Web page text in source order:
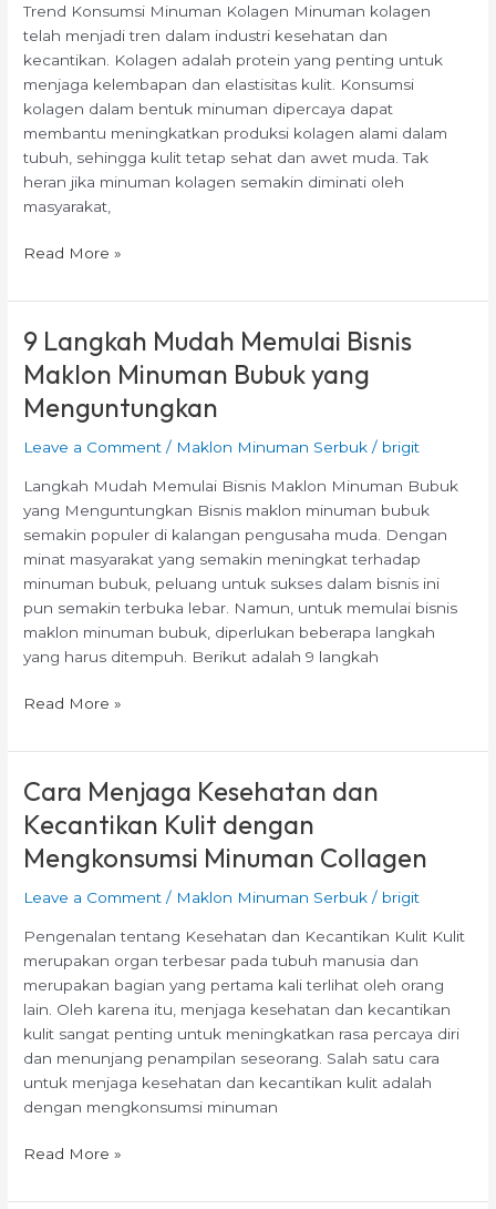
Trend Konsumsi Minuman Kolagen Minuman kolagen
telah menjadi tren dalam industri kesehatan dan
kecantikan. Kolagen adalah protein yang penting untuk
menjaga kelembapan dan elastisitas kulit. Konsumsi
kolagen dalam bentuk minuman dipercaya dapat
membantu meningkatkan produksi kolagen alami dalam
tubuh, sehingga kulit tetap sehat dan awet muda. Tak
heran jika minuman kolagen semakin diminati oleh
masyarakat,
Kolagen
yang
Efektif
Read More »
9 Langkah Mudah Memulai Bisnis
Maklon Minuman Bubuk yang
Menguntungkan
Leave a Comment / Maklon Minuman Serbuk / brigit
Langkah Mudah Memulai Bisnis Maklon Minuman Bubuk
yang Menguntungkan Bisnis maklon minuman bubuk
semakin populer di kalangan pengusaha muda. Dengan
minat masyarakat yang semakin meningkat terhadap
minuman bubuk, peluang untuk sukses dalam bisnis ini
pun semakin terbuka lebar. Namun, untuk memulai bisnis
maklon minuman bubuk, diperlukan beberapa langkah
yang harus ditempuh. Berikut adalah 9 langkah
9
Mudah
Memulai
Maklon
Minuman
Bubuk
yang
Menguntungkan
Read More »
Cara Menjaga Kesehatan dan
Kecantikan Kulit dengan
Mengkonsumsi Minuman Collagen
Leave a Comment / Maklon Minuman Serbuk / brigit
Pengenalan tentang Kesehatan dan Kecantikan Kulit Kulit
merupakan organ terbesar pada tubuh manusia dan
merupakan bagian yang pertama kali terlihat oleh orang
lain. Oleh karena itu, menjaga kesehatan dan kecantikan
kulit sangat penting untuk meningkatkan rasa percaya diri
dan menunjang penampilan seseorang. Salah satu cara
untuk menjaga kesehatan dan kecantikan kulit adalah
dengan mengkonsumsi minuman
Cara
Kesehatan
dan
Kulit
dengan
Mengkonsumsi
Minuman
Collagen
Read More »